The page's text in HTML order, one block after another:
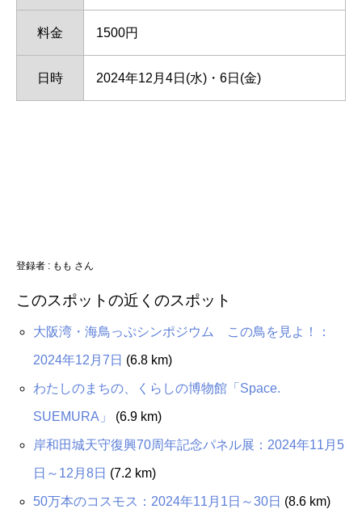
料金 1500円
日時 2024年12月4日(水)・6日(金)
登録者 : もも さん
このスポットの近くのスポット
大阪湾・海鳥っぷシンポジウム この鳥を見よ！：
2024年12月7日 (6.8 km)
わたしのまちの、くらしの博物館「Space.
SUEMURA」 (6.9 km)
岸和田城天守復興70周年記念パネル展：2024年11月5
日～12月8日 (7.2 km)
50万本のコスモス：2024年11月1日～30日 (8.6 km)